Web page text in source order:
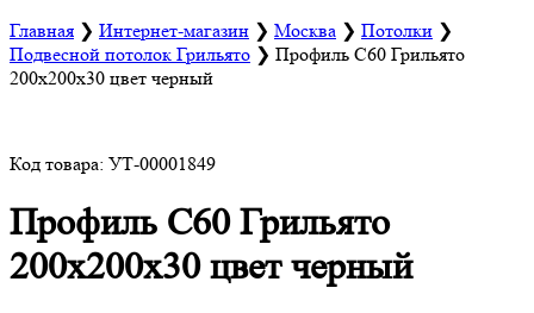
Главная ❯ Интернет-магазин ❯ Москва ❯ Потолки ❯
Подвесной потолок Грильято ❯ Профиль С60 Грильято
200х200х30 цвет черный
Код товара: УТ-00001849
Профиль С60 Грильято
200х200х30 цвет черный